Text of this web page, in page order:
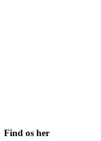
Find os her